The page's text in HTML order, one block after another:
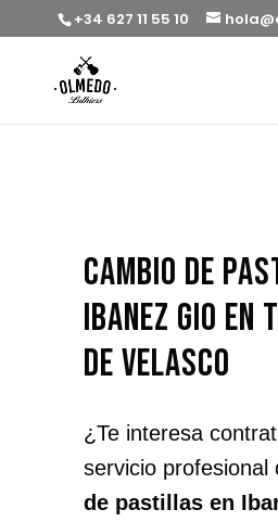
+34 627 11 55 10
cambio de
Ibanez Gio en
de Velasco
¿Te interesa
servicio profesional
de pastillas en